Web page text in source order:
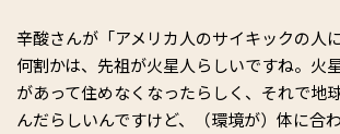
辛酸さんが「アメリカ人のサイキックの人
何割かは、先祖が火星人らしいですね。火
があって住めなくなったらしく、それで地
んだらしいんですけど、（環境が）体に合